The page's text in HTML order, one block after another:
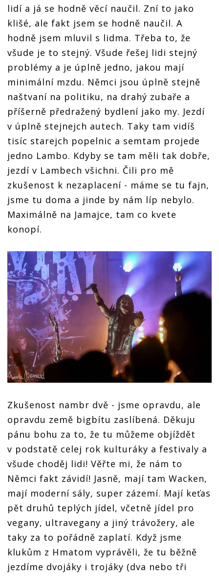
lidí a já se hodně věcí naučil. Zní to jako
klišé, ale fakt jsem se hodně naučil. A
hodně jsem mluvil s lidma. Třeba to, že
všude je to stejný. Všude řešej lidi stejný
problémy a je úplně jedno, jakou mají
minimální mzdu. Němci jsou úplně stejně
naštvaní na politiku, na drahý zubaře a
příšerně předražený bydlení jako my. Jezdí
v úplně stejnejch autech. Taky tam vidíš
tisíc starejch popelnic a semtam projede
jedno Lambo. Kdyby se tam měli tak dobře,
jezdí v Lambech všichni. Čili pro mě
zkušenost k nezaplacení - máme se tu fajn,
jsme tu doma a jinde by nám líp nebylo.
Maximálně na Jamajce, tam co kvete
konopí.
Zkušenost nambr dvě - jsme opravdu, ale
opravdu země bigbítu zaslíbená. Děkuju
pánu bohu za to, že tu můžeme objíždět
v podstatě celej rok kulturáky a festivaly a
všude choděj lidi! Věřte mi, že nám to
Němci fakt závidí! Jasně, mají tam Wacken,
mají moderní sály, super zázemí. Mají keťas
pět druhů teplých jídel, včetně jídel pro
vegany, ultravegany a jiný trávožery, ale
taky za to pořádně zaplatí. Když jsme
klukům z Hӓmatom vyprávěli, že tu běžně
jezdíme dvojáky i trojáky (dva nebo tři